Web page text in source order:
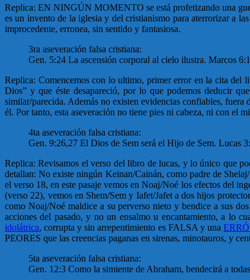
Replica: EN NINGÚN MOMENTO se está profetizando una
es un invento de la iglesia y del cristianismo para aterrorizar a
improcedente, erronea, sin sentido y fantasiosa.
3ra aseveración falsa cristiana:
Gen. 5:24 La ascensión corporal al cielo ilustra. Marcos
Replica: Comencemos con lo ultimo, primer error en la cita del
Dios” y que éste desapareció, por lo que podemos deducir que
similar/parecida. Además no existen evidencias confiables,
él. Por tanto, esta aseveración no tiene pies ni cabeza, ni con el
4ta aseveración falsa cristiana:
Gen. 9:26,27 El Dios de Sem será el Hijo de Sem. Lucas
Replica: Revisamos el verso del libro de lucas, y lo único que
detallan: No existe ningún Keinan/Cainán, como padre de
el verso 18, en este pasaje vemos en Noaj/Noé los efectos del
(verso 22), vemos en Shem/Sem y Iafet/Jafet a dos hijos
como Noaj/Noé maldice a su perverso nieto y bendice a sus
acciones del pasado, y no un ensalmo u encantamiento, a lo
idolátrica, corrupta y sin arrepentimiento es FALSA y una
PEORES que las creencias paganas en sirenas, minotauros, y
5ta aseveración falsa cristiana:
Gen. 12:3 Como la simiente de Abraham, bendecirá a